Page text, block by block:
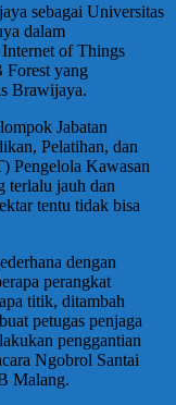
sebagai Universitas
dalam
of Things
Forest yang
Brawijaya.
Jabatan
Pelatihan, dan
Pengelola Kawasan
terlalu jauh dan
tentu tidak bisa
dengan
perangkat
titik, ditambah
petugas penjaga
penggantian
Ngobrol Santai
Malang.